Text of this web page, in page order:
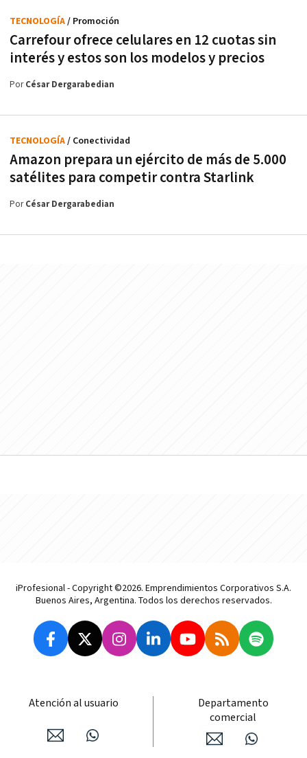
Carrefour ofrece celulares en 12 cuotas sin
interés y estos son los modelos y precios
TECNOLOGÍA/ Promoción
PorCésar Dergarabedian
Amazon prepara un ejército de más de 5.000
satélites para competir contra Starlink
TECNOLOGÍA/ Conectividad
PorCésar Dergarabedian
iProfesional - Copyright ©2026. Emprendimientos Corporativos S.A.
Buenos Aires, Argentina. Todos los derechos reservados.
Atención al usuario
Departamento
comercial